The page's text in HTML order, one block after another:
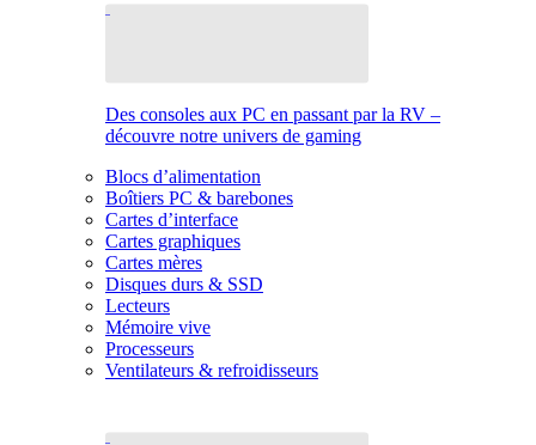
Des consoles aux PC en passant par la RV –
découvre notre univers de gaming
Blocs d’alimentation
Boîtiers PC & barebones
Cartes d’interface
Cartes graphiques
Cartes mères
Disques durs & SSD
Lecteurs
Mémoire vive
Processeurs
Ventilateurs & refroidisseurs